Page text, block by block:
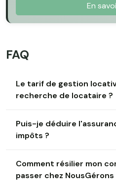
En
FAQ
Le tarif de gestion
recherche de locataire ?
Puis-je déduire
impôts ?
Comment résilier mon
passer chez NousGérons